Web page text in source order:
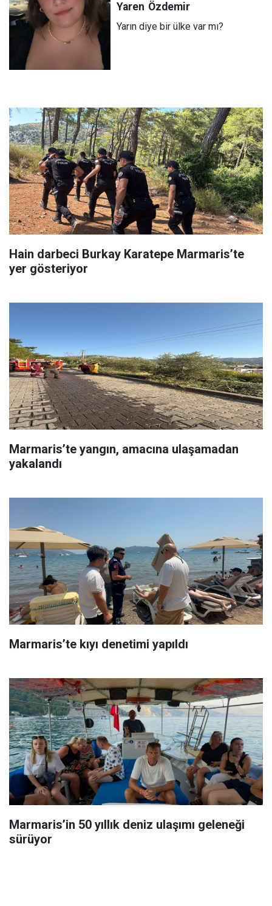
Yaren Özdemir
Yarın diye bir ülke var mı?
Hain darbeci Burkay Karatepe Marmaris’te
yer gösteriyor
Marmaris’te yangın, amacına ulaşamadan
yakalandı
Marmaris’te kıyı denetimi yapıldı
Marmaris’in 50 yıllık deniz ulaşımı geleneği
sürüyor